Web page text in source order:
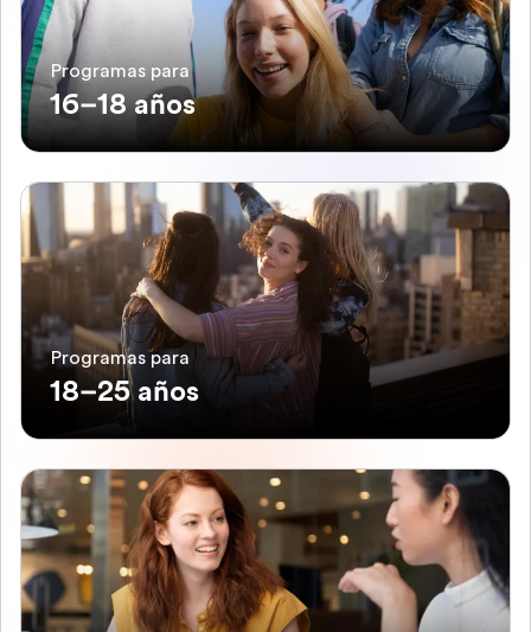
Programas para
16–18 años
Programas para
18–25 años